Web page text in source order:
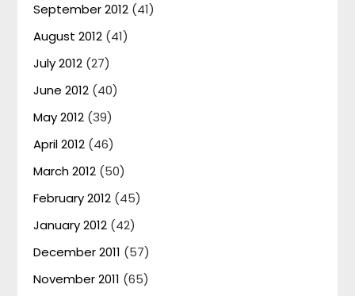
September 2012 (41)
August 2012 (41)
July 2012 (27)
June 2012 (40)
May 2012 (39)
April 2012 (46)
March 2012 (50)
February 2012 (45)
January 2012 (42)
December 2011 (57)
November 2011 (65)